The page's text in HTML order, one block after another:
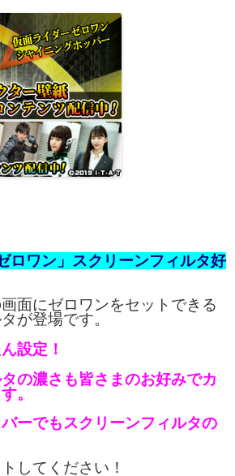
ロワン」スクリーンフィルタ好
面にゼロワンをセットできる
が登場です。
設定！
の濃さも皆さまのお好みでカ
。
ーでもスクリーンフィルタの
してください！